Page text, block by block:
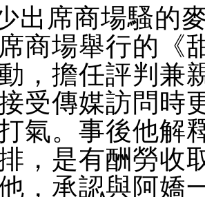
出席商場騷的
商場舉行的《
，擔任評判兼
受傳媒訪問時
氣。事後他解
，是有酬勞收
，承認與阿嬌